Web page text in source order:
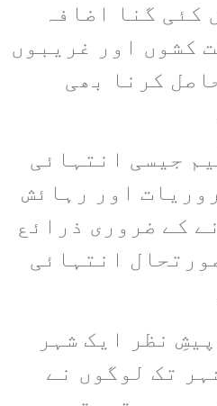
کئی گنا اضافہ
کشوں اور غریبوں
کرنا بھی
جیسی انتہائی
اور رہائش
کے ضروری ذرائع
انتہائی
نظر ایک شہر
تک لوگوں نے